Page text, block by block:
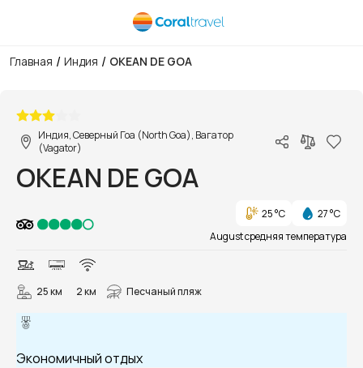
Главная / Индия / OKEAN DE GOA
Индия, Северный Гоа (North Goa), Вагатор
(Vagator)
OKEAN DE GOA
25 °C
27 °C
August средняя температура
25 км 2 км Песчаный пляж
Экономичный отдых